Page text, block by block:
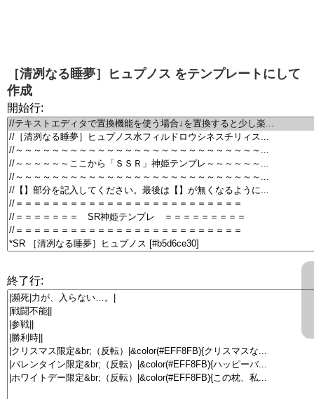
［清冽なる睡夢］ヒュプノス をテンプレートにして
作成
開始行:
終了行: